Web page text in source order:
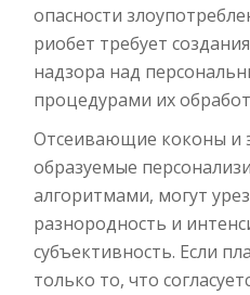
опасности
риобет требует
надзора над
процедурами их
Отсеивающие коконы и
образуемые
алгоритмами, могут
разнородность и
субъективность. Если
только то, что